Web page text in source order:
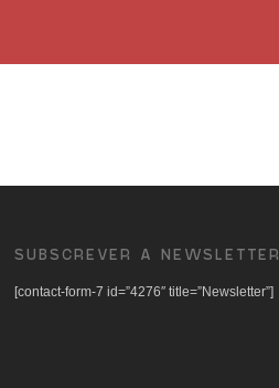
SUBSCREVER A NEWSLETTER
[contact-form-7 id=”4276″ title=”Newsletter”]